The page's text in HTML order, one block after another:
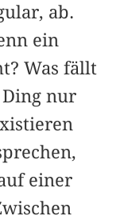
ab.
ein
Was fällt
nur
einer